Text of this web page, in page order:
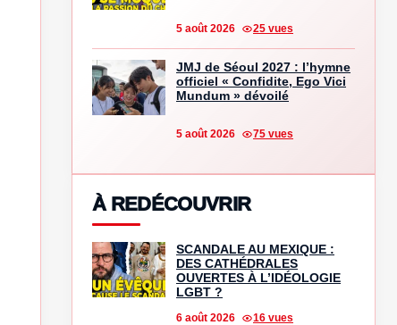
5 août 2026 25 vues
JMJ de Séoul 2027 : l’hymne
officiel « Confidite, Ego Vici
Mundum » dévoilé
5 août 2026 75 vues
À REDÉCOUVRIR
SCANDALE AU MEXIQUE :
DES CATHÉDRALES
OUVERTES À L’IDÉOLOGIE
LGBT ?
6 août 2026 16 vues